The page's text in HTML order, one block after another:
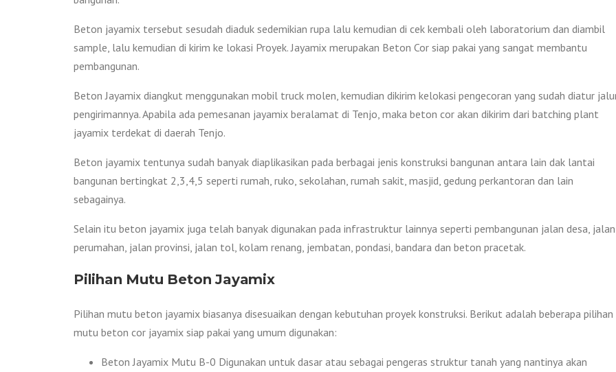
Beton jayamix tersebut sesudah diaduk sedemikian rupa lalu kemudian di cek kembali oleh laboratorium dan diambil
sample, lalu kemudian di kirim ke lokasi Proyek. Jayamix merupakan Beton Cor siap pakai yang sangat membantu
pembangunan.
Beton Jayamix diangkut menggunakan mobil truck molen, kemudian dikirim kelokasi pengecoran yang sudah diatur
pengirimannya. Apabila ada pemesanan jayamix beralamat di Tenjo, maka beton cor akan dikirim dari batching plant
jayamix terdekat di daerah Tenjo.
Beton jayamix tentunya sudah banyak diaplikasikan pada berbagai jenis konstruksi bangunan antara lain dak lantai
bangunan bertingkat 2,3,4,5 seperti rumah, ruko, sekolahan, rumah sakit, masjid, gedung perkantoran dan lain
sebagainya.
Selain itu beton jayamix juga telah banyak digunakan pada infrastruktur lainnya seperti pembangunan jalan desa, jalan
perumahan, jalan provinsi, jalan tol, kolam renang, jembatan, pondasi, bandara dan beton pracetak.
Pilihan Mutu Beton Jayamix
Pilihan mutu beton jayamix biasanya disesuaikan dengan kebutuhan proyek konstruksi. Berikut adalah beberapa pilihan
mutu beton cor jayamix siap pakai yang umum digunakan:
Beton Jayamix Mutu B-0 Digunakan untuk dasar atau sebagai pengeras struktur tanah yang nantinya akan